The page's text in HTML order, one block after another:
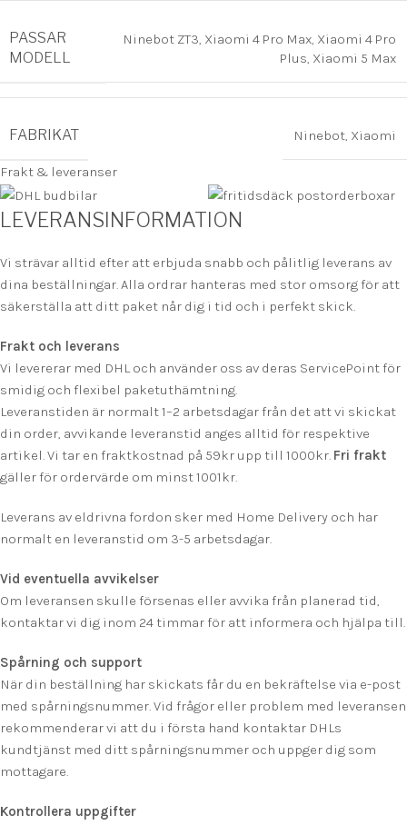
PASSAR
MODELL
Ninebot ZT3, Xiaomi 4 Pro Max, Xiaomi 4 Pro
Plus, Xiaomi 5 Max
FABRIKAT Ninebot, Xiaomi
Frakt & leveranser
LEVERANSINFORMATION
Vi strävar alltid efter att erbjuda snabb och pålitlig leverans av
dina beställningar. Alla ordrar hanteras med stor omsorg för att
säkerställa att ditt paket når dig i tid och i perfekt skick.
Frakt och leverans
Vi levererar med DHL och använder oss av deras ServicePoint för
smidig och flexibel paketuthämtning.
Leveranstiden är normalt 1–2 arbetsdagar från det att vi skickat
din order, avvikande leveranstid anges alltid för respektive
artikel. Vi tar en fraktkostnad på 59kr upp till 1000kr. Fri frakt
gäller för ordervärde om minst 1001kr.
Leverans av eldrivna fordon sker med Home Delivery och har
normalt en leveranstid om 3-5 arbetsdagar.
Vid eventuella avvikelser
Om leveransen skulle försenas eller avvika från planerad tid,
kontaktar vi dig inom 24 timmar för att informera och hjälpa till.
Spårning och support
När din beställning har skickats får du en bekräftelse via e-post
med spårningsnummer. Vid frågor eller problem med leveransen
rekommenderar vi att du i första hand kontaktar DHLs
kundtjänst med ditt spårningsnummer och uppger dig som
mottagare.
Kontrollera uppgifter